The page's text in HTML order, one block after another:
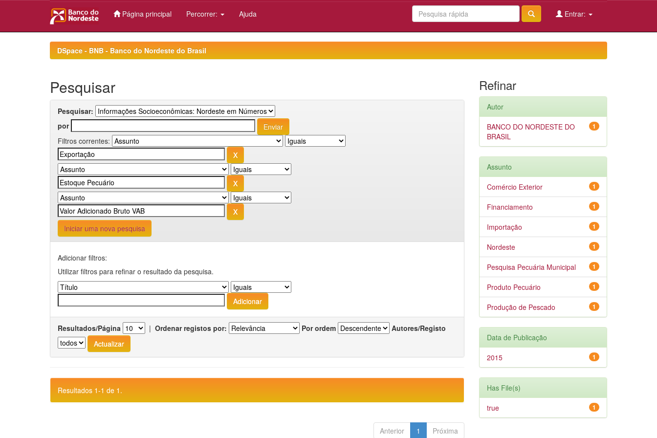
Página principal Percorrer: Ajuda Entrar:
DSpace - BNB - Banco do Nordeste do Brasil
Pesquisar
Pesquisar:
por
Filtros correntes:
Iniciar uma nova pesquisa
Adicionar filtros:
Utilizar filtros para refinar o resultado da pesquisa.
Resultados/Página | Ordenar registos por: Por ordem Autores/Registo
Resultados 1-1 de 1.
Anterior 1 Próxima
Refinar
Autor
1
BANCO DO NORDESTE DO
BRASIL
Assunto
1
Comércio Exterior
1
Financiamento
1
Importação
1
Nordeste
1
Pesquisa Pecuária Municipal
1
Produto Pecuário
1
Produção de Pescado
Data de Publicação
1
2015
Has File(s)
1
true